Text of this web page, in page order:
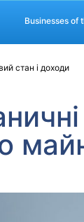
Businesses of
стан і доходи